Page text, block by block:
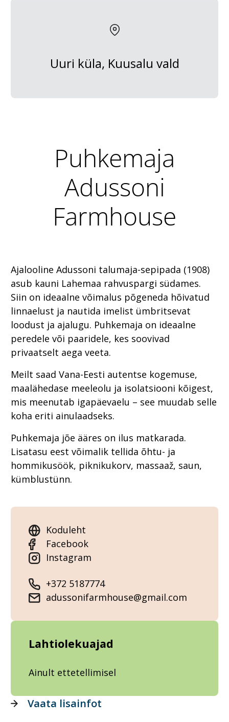
Uuri küla, Kuusalu vald
Puhkemaja
Adussoni
Farmhouse
Ajalooline Adussoni talumaja-sepipada (1908)
asub kauni Lahemaa rahvuspargi südames.
Siin on ideaalne võimalus põgeneda hõivatud
linnaelust ja nautida imelist ümbritsevat
loodust ja ajalugu. Puhkemaja on ideaalne
peredele või paaridele, kes soovivad
privaatselt aega veeta.
Meilt saad Vana-Eesti autentse kogemuse,
maalähedase meeleolu ja isolatsiooni kõigest,
mis meenutab igapäevaelu – see muudab selle
koha eriti ainulaadseks.
Puhkemaja jõe ääres on ilus matkarada.
Lisatasu eest võimalik tellida õhtu- ja
hommikusöök, piknikukorv, massaaž, saun,
kümblustünn.
Koduleht
Facebook
Instagram
+372 5187774
adussonifarmhouse@gmail.com
Lahtiolekuajad
Ainult ettetellimisel
Vaata lisainfot